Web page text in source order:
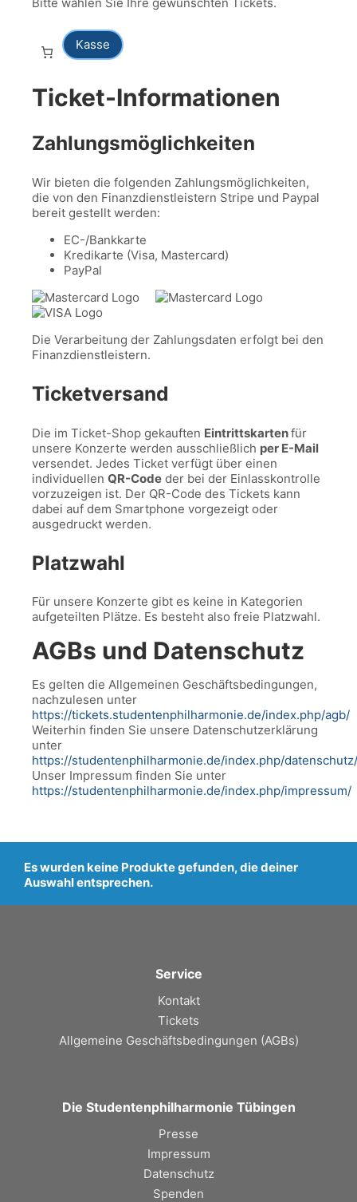
Kasse
Ticket-Informationen
Zahlungsmöglichkeiten
Wir bieten die folgenden Zahlungsmöglichkeiten,
die von den Finanzdienstleistern Stripe und Paypal
bereit gestellt werden:
EC-/Bankkarte
Kredikarte (Visa, Mastercard)
PayPal
Die Verarbeitung der Zahlungsdaten erfolgt bei den
Finanzdienstleistern.
Ticketversand
Die im Ticket-Shop gekauften Eintrittskartenfür
unsere Konzerte werden ausschließlich per E-Mail
versendet. Jedes Ticket verfügt über einen
individuellen QR-Code der bei der Einlasskontrolle
vorzuzeigen ist. Der QR-Code des Tickets kann
dabei auf dem Smartphone vorgezeigt oder
ausgedruckt werden.
Platzwahl
Für unsere Konzerte gibt es keine in Kategorien
aufgeteilten Plätze. Es besteht also freie Platzwahl.
AGBs und Datenschutz
Es gelten die Allgemeinen Geschäftsbedingungen,
nachzulesen unter
https://tickets.studentenphilharmonie.de/index.php/agb/
Weiterhin finden Sie unsere Datenschutzerklärung
unter
https://studentenphilharmonie.de/index.php/datenschutz/
Unser Impressum finden Sie unter
https://studentenphilharmonie.de/index.php/impressum/
Es wurden keine Produkte gefunden, die deiner
Auswahl entsprechen.
Service
Kontakt
Tickets
Allgemeine Geschäftsbedingungen (AGBs)
Die Studentenphilharmonie Tübingen
Presse
Impressum
Datenschutz
Spenden